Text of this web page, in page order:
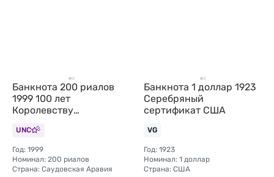
Банкнота 200 риалов
1999 100 лет
Королевству
UNC
Год: 1999
Номинал: 200 риалов
Страна: Саудовская Аравия
Банкнота 1 доллар 1923
Серебряный
сертификат США
VG
Год: 1923
Номинал: 1 доллар
Страна: США